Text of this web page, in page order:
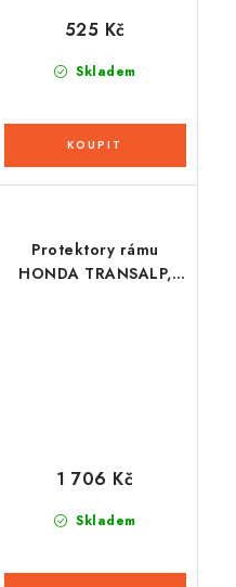
Skladem
525 Kč
Protektory rámu
HONDA TRANSALP,
Skladem
1 706 Kč